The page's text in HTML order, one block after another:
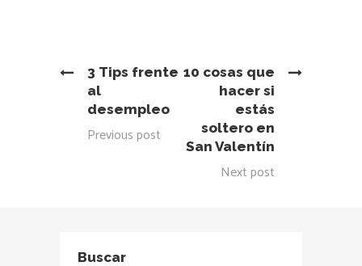
3 Tips frente
al
desempleo
Previous post
10 cosas que
hacer si
estás
soltero en
San Valentín
Next post
Buscar